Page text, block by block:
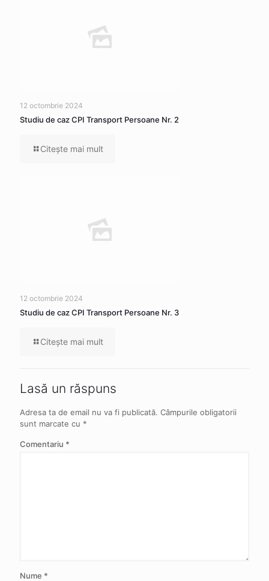
12 octombrie 2024
Studiu de caz CPI Transport Persoane Nr. 2
Citeşte mai mult
12 octombrie 2024
Studiu de caz CPI Transport Persoane Nr. 3
Citeşte mai mult
Lasă un răspuns
Adresa ta de email nu va fi publicată. Câmpurile obligatorii
sunt marcate cu *
Comentariu *
Nume *